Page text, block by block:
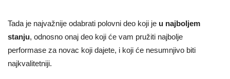
Tada je najvažnije odabrati polovni deo koji je u najboljem
stanju, odnosno onaj deo koji će vam pružiti najbolje
performase za novac koji dajete, i koji će nesumnjivo biti
najkvalitetniji.